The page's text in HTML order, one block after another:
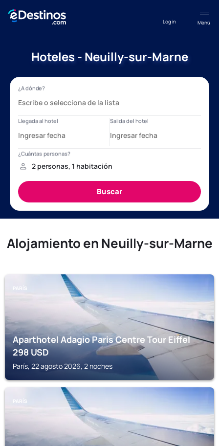
Menú
Log in
Hoteles - Neuilly-sur-Marne
Alojamiento en Neuilly-sur-Marne
PARÍS
Aparthotel Adagio Paris Centre Tour Eiffel
298USD
París, 22 agosto 2026, 2 noches
PARÍS